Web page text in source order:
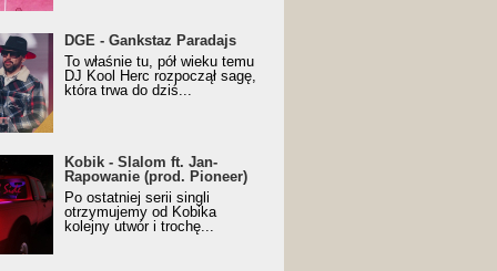
z nagrodą za
Trueschoolowy
Roku (Popkillery 2023)
DGE - Gankstaz Paradajs
To właśnie tu, pół wieku temu
DJ Kool Herc rozpoczął sagę,
która trwa do dziś...
- Slalom ft. Jan-
(prod. Pioneer)
Music Visualiser]
Kobik - Slalom ft. Jan-
Rapowanie (prod. Pioneer)
Po ostatniej serii singli
otrzymujemy od Kobika
kolejny utwór i trochę...